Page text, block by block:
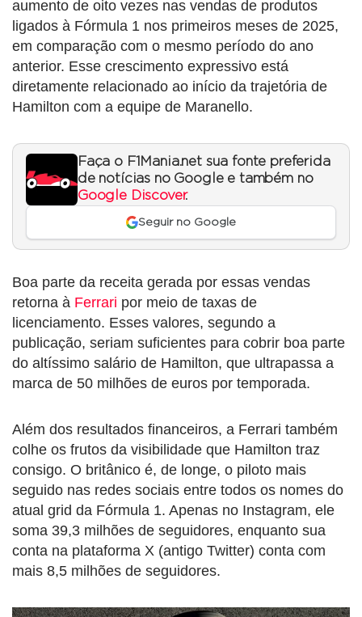
aumento de oito vezes nas vendas de produtos
ligados à Fórmula 1 nos primeiros meses de 2025,
em comparação com o mesmo período do ano
anterior. Esse crescimento expressivo está
diretamente relacionado ao início da trajetória de
Hamilton com a equipe de Maranello.
Faça o F1Mania.net sua fonte preferida
de notícias no Google e também no
Google Discover.
Seguir no Google
Boa parte da receita gerada por essas vendas
retorna à Ferrari por meio de taxas de
licenciamento. Esses valores, segundo a
publicação, seriam suficientes para cobrir boa parte
do altíssimo salário de Hamilton, que ultrapassa a
marca de 50 milhões de euros por temporada.
Além dos resultados financeiros, a Ferrari também
colhe os frutos da visibilidade que Hamilton traz
consigo. O britânico é, de longe, o piloto mais
seguido nas redes sociais entre todos os nomes do
atual grid da Fórmula 1. Apenas no Instagram, ele
soma 39,3 milhões de seguidores, enquanto sua
conta na plataforma X (antigo Twitter) conta com
mais 8,5 milhões de seguidores.